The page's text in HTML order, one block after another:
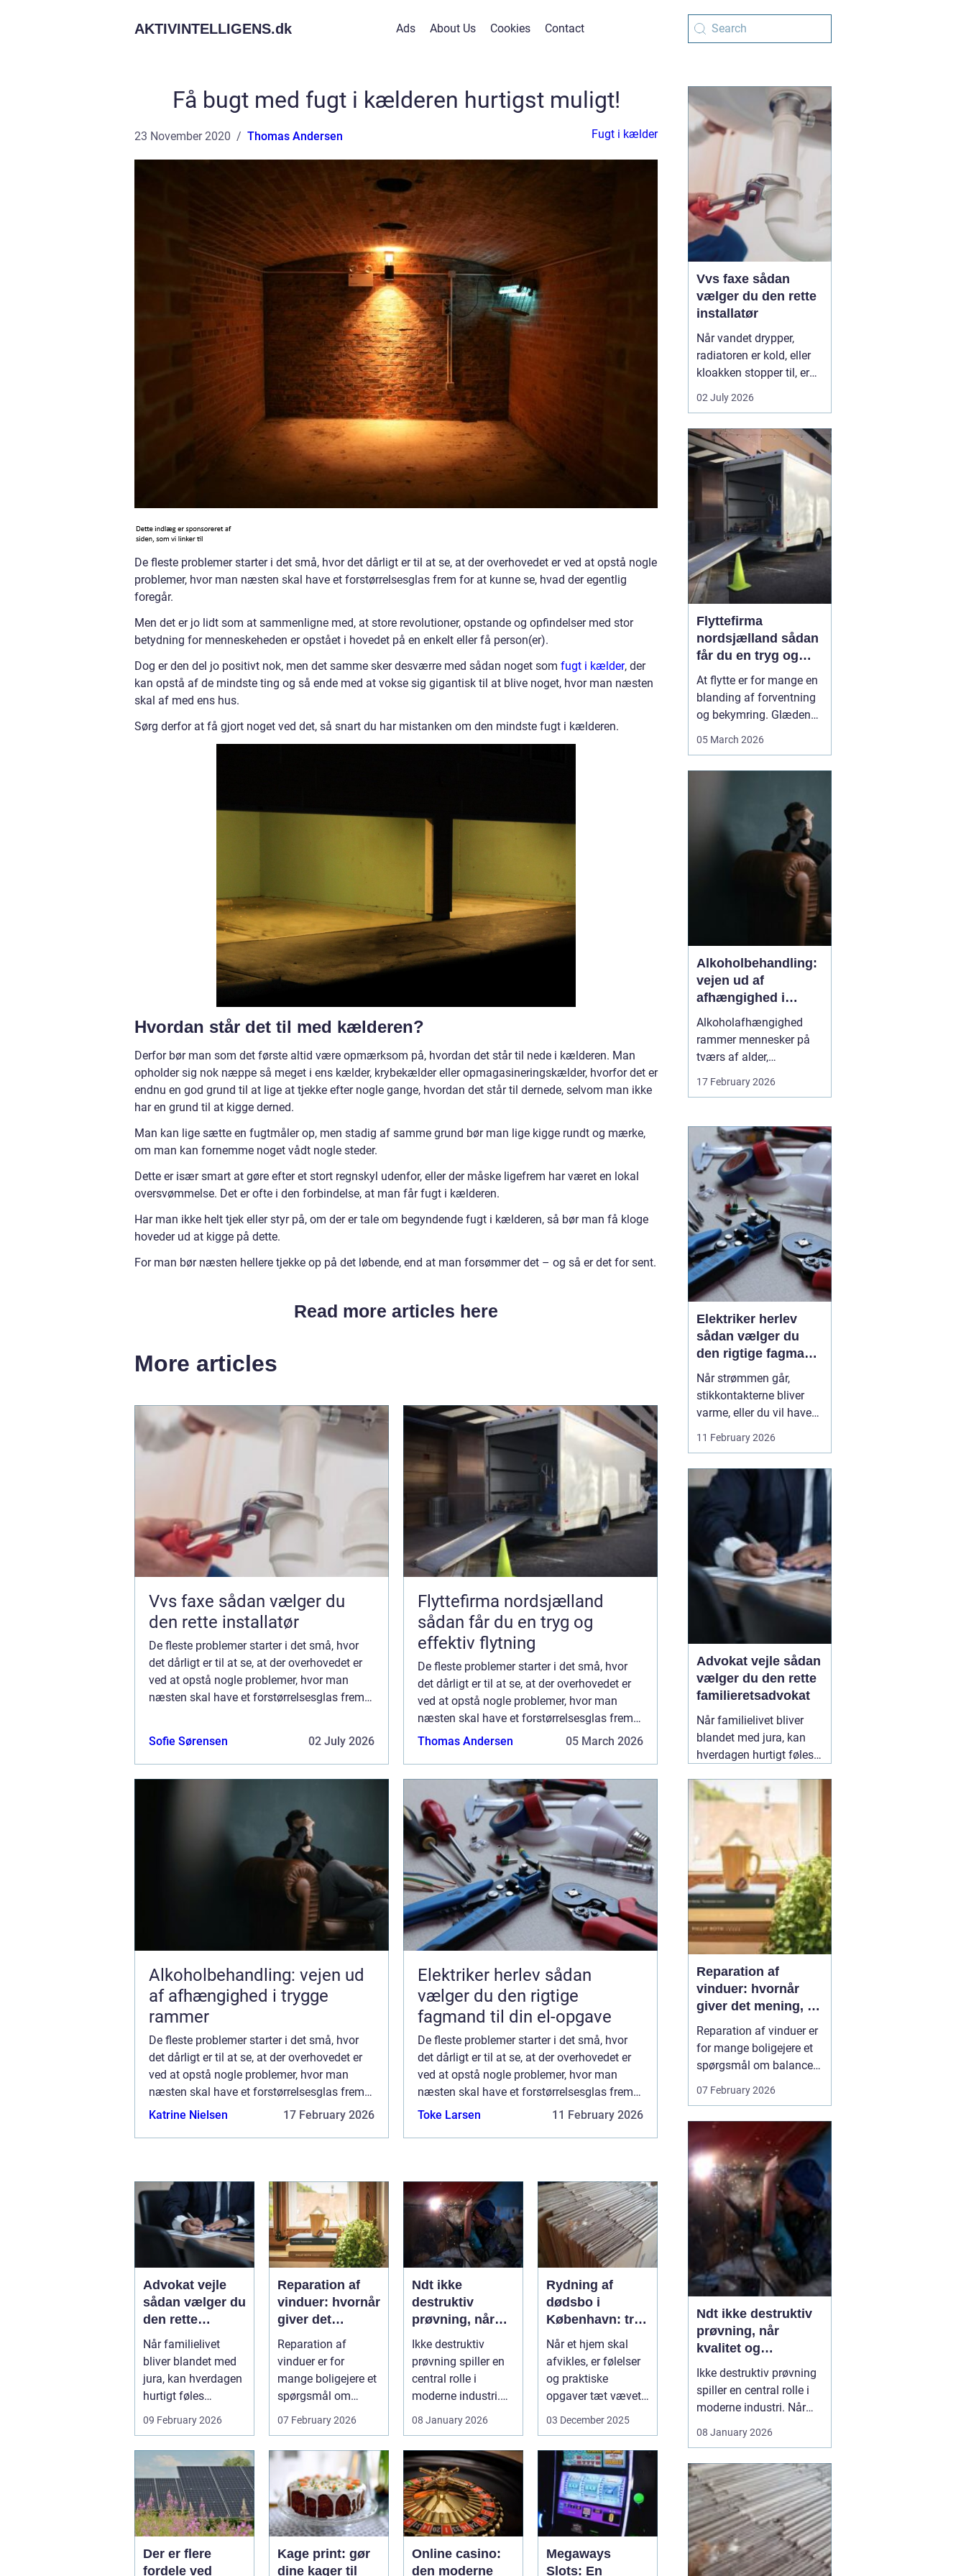
AKTIVINTELLIGENS.dk Ads About Us Cookies Contact
Få bugt med fugt i kælderen hurtigst muligt!
23 November 2020 Thomas Andersen Fugt i kælder
De fleste problemer starter i det små, hvor det dårligt er til at se, at der overhovedet er ved at opstå nogle
problemer, hvor man næsten skal have et forstørrelsesglas frem for at kunne se, hvad der egentlig
foregår.
Men det er jo lidt som at sammenligne med, at store revolutioner, opstande og opfindelser med stor
betydning for menneskeheden er opstået i hovedet på en enkelt eller få person(er).
Dog er den del jo positivt nok, men det samme sker desværre med sådan noget som fugt i kælder, der
kan opstå af de mindste ting og så ende med at vokse sig gigantisk til at blive noget, hvor man næsten
skal af med ens hus.
Sørg derfor at få gjort noget ved det, så snart du har mistanken om den mindste fugt i kælderen.
Hvordan står det til med kælderen?
Derfor bør man som det første altid være opmærksom på, hvordan det står til nede i kælderen. Man
opholder sig nok næppe så meget i ens kælder, krybekælder eller opmagasineringskælder, hvorfor det er
endnu en god grund til at lige at tjekke efter nogle gange, hvordan det står til dernede, selvom man ikke
har en grund til at kigge derned.
Man kan lige sætte en fugtmåler op, men stadig af samme grund bør man lige kigge rundt og mærke,
om man kan fornemme noget vådt nogle steder.
Dette er især smart at gøre efter et stort regnskyl udenfor, eller der måske ligefrem har været en lokal
oversvømmelse. Det er ofte i den forbindelse, at man får fugt i kælderen.
Har man ikke helt tjek eller styr på, om der er tale om begyndende fugt i kælderen, så bør man få kloge
hoveder ud at kigge på dette.
For man bør næsten hellere tjekke op på det løbende, end at man forsømmer det – og så er det for sent.
Read more articles here
More articles
Vvs faxe sådan vælger du
den rette installatør
De fleste problemer starter i det små, hvor
det dårligt er til at se, at der overhovedet er
ved at opstå nogle problemer, hvor man
næsten skal have et forstørrelsesglas frem
Sofie Sørensen 02 July 2026
Flyttefirma nordsjælland
sådan får du en tryg og
effektiv flytning
De fleste problemer starter i det små, hvor
det dårligt er til at se, at der overhovedet er
ved at opstå nogle problemer, hvor man
næsten skal have et forstørrelsesglas frem
for at kunne se, hvad der egentlig
Thomas Andersen 05 March 2026
Alkoholbehandling: vejen ud
af afhængighed i trygge
rammer
De fleste problemer starter i det små, hvor
det dårligt er til at se, at der overhovedet er
ved at opstå nogle problemer, hvor man
næsten skal have et forstørrelsesglas frem
for at kunne se, hvad der egentlig
Katrine Nielsen 17 February 2026
Elektriker herlev sådan
vælger du den rigtige
fagmand til din el-opgave
De fleste problemer starter i det små, hvor
det dårligt er til at se, at der overhovedet er
ved at opstå nogle problemer, hvor man
næsten skal have et forstørrelsesglas frem
for at kunne se, hvad der egentlig
Toke Larsen 11 February 2026
Advokat vejle
sådan vælger du
den rette
familieretsadvok
at
Når familielivet
bliver blandet med
jura, kan hverdagen
hurtigt føles
uoverskuelig.
09 February 2026
Reparation af
vinduer: hvornår
giver det
mening, og hvad
skal du vælge?
Reparation af
vinduer er for
mange boligejere et
spørgsmål om
balance. På den
07 February 2026
Ndt ikke
destruktiv
prøvning, når
kvalitet og
sikkerhed er
afgørende
Ikke destruktiv
prøvning spiller en
central rolle i
moderne industri.
Når svejsninger,
08 January 2026
Rydning af
dødsbo i
København: tryg
proces og
respekt for boet
Når et hjem skal
afvikles, er følelser
og praktiske
opgaver tæt vævet
samme...
03 December 2025
Der er flere
fordele ved
Kage print: gør
dine kager til
Online casino:
den moderne
Megaways
Slots: En
Vvs faxe sådan
vælger du den rette
installatør
Når vandet drypper,
radiatoren er kold, eller
kloakken stopper til, er
en dygtig VVS-installatør
ikke bare rar at have det
Faxe-området findes der
flere firmaer, der kan
hjælpe, men kvalitet,
responstid og rådgivning
varierer m...
02 July 2026
Flyttefirma
nordsjælland sådan
får du en tryg og
effektiv flytning
At flytte er for mange en
blanding af forventning
og bekymring. Glæden
ved et nyt hjem bliver
logistik, der skal gå op.
Flyttefirma Nordsjæ...
05 March 2026
Alkoholbehandling:
vejen ud af
afhængighed i
trygge rammer
Alkoholafhængighed
rammer mennesker på
tværs af alder,
uddannelse og
baggrund. For mange
Et glas for at falde ned
efter arbejde, lidt ekstra i
weekenden, og pludselig
er alkoholen blevet en
nødve...
17 February 2026
Elektriker herlev
sådan vælger du
den rigtige fagmand
til din el-opgave
Når strømmen går,
stikkontakterne bliver
varme, eller du vil have
ny belysning i hjemmet,
bliver valget af elektriker
Mange søger
efter en
hvordan vurd...
11 February 2026
Advokat vejle sådan
vælger du den rette
familieretsadvokat
Når familielivet bliver
blandet med jura, kan
hverdagen hurtigt føles
om børn, ægteskab, arv
eller bolig handler
sjældent kun om
paragraffer, men også
om følelser, tryghed og
fremtid. I sådan en
situation kan en09
February 2026
Reparation af
vinduer: hvornår
giver det mening, og
hvad skal du
vælge?
Reparation af vinduer er
for mange boligejere et
spørgsmål om balance.
På den ene side vil du
gerne bevare husets
unødvendige udgifter. På
den anden side skal
vinduerne være tætte,
ene...
07 February 2026
Ndt ikke destruktiv
prøvning, når
kvalitet og
sikkerhed er
afgørende
Ikke destruktiv prøvning
spiller en central rolle i
moderne industri. Når
udstyr, tanke eller
kontrolleres, skal det ske
uden at ødelægge
emnet. Her kommerN...
08 January 2026